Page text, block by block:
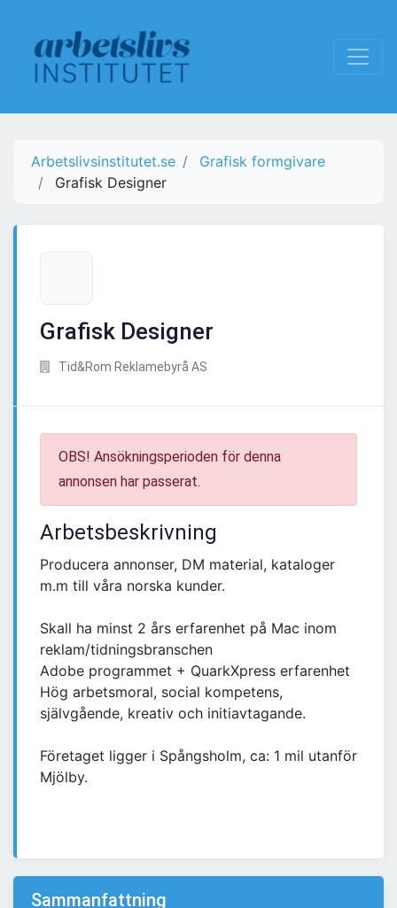
Arbetslivsinstitutet.se
Grafisk formgivare
Grafisk Designer
Grafisk Designer
Tid&Rom Reklamebyrå AS
OBS! Ansökningsperioden för denna
annonsen har passerat.
Arbetsbeskrivning
Producera annonser, DM material, kataloger
m.m till våra norska kunder.
Skall ha minst 2 års erfarenhet på Mac inom
reklam/tidningsbranschen
Adobe programmet + QuarkXpress erfarenhet
Hög arbetsmoral, social kompetens,
självgående, kreativ och initiavtagande.
Företaget ligger i Spångsholm, ca: 1 mil utanför
Mjölby.
Sammanfattning